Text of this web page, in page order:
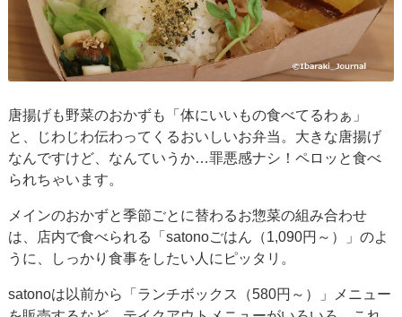
唐揚げも野菜のおかずも「体にいいもの食べてるわぁ」
と、じわじわ伝わってくるおいしいお弁当。大きな唐揚げ
なんですけど、なんていうか…罪悪感ナシ！ペロッと食べ
られちゃいます。
メインのおかずと季節ごとに替わるお惣菜の組み合わせ
は、店内で食べられる「satonoごはん（1,090円～）」のよ
うに、しっかり食事をしたい人にピッタリ。
satonoは以前から「ランチボックス（580円～）」メニュー